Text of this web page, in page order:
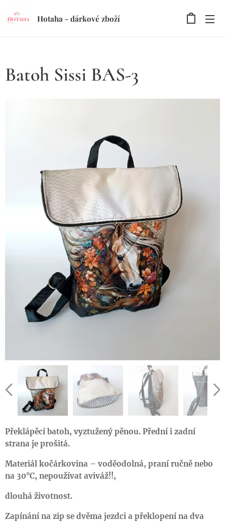
Hotaha - dárkové zboží
Batoh Sissi BAS-3
Překlápěcí batoh, vyztužený pěnou. Přední i zadní
strana je prošitá.
Materiál kočárkovina – voděodolná, praní ručně nebo
na 30°C, nepoužívat aviváž!!,
dlouhá životnost.
Zapínání na zip se dvěma jezdci a překlopení na dva